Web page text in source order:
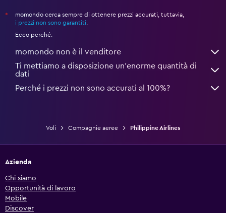
*
momondo cerca sempre di ottenere prezzi accurati, tuttavia,
i prezzi non sono garantiti
Ecco perché:
momondo non è il venditore
Ti mettiamo a disposizione un’enorme quantità di
dati
Perché i prezzi non sono accurati al 100%?
Voli Compagnie aeree Philippine Airlines
Azienda
Chi siamo
Opportunità di lavoro
Mobile
Discover